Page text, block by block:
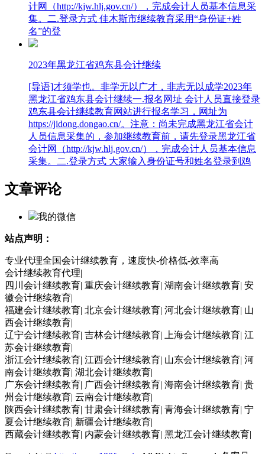
计网（http://kjw.hlj.gov.cn/），完成会计人员基本信息采
集。二.登录方式 佳木斯市继续教育采用“身份证+姓
名”的登
2023年黑龙江省鸡东县会计继续
[导语]才须学也。非学无以广才，非志无以成学2023年
黑龙江省鸡东县会计继续一.报名网址 会计人员直接登录
鸡东县会计继续教育网站进行报名学习，网址为
https://jidong.dongao.cn/。注意：尚未完成黑龙江省会计
人员信息采集的，参加继续教育前，请先登录黑龙江省
会计网（http://kjw.hlj.gov.cn/），完成会计人员基本信息
采集。二.登录方式 大家输入身份证号和姓名登录到鸡
文章评论
我的微信
站点声明：
专业代理全国会计继续教育，速度快-价格低-效率高
会计继续教育代理|
四川会计继续教育| 重庆会计继续教育| 湖南会计继续教育| 安
徽会计继续教育|
福建会计继续教育| 北京会计继续教育| 河北会计继续教育| 山
西会计继续教育|
辽宁会计继续教育| 吉林会计继续教育| 上海会计继续教育| 江
苏会计继续教育|
浙江会计继续教育| 江西会计继续教育| 山东会计继续教育| 河
南会计继续教育| 湖北会计继续教育|
广东会计继续教育| 广西会计继续教育| 海南会计继续教育| 贵
州会计继续教育| 云南会计继续教育|
陕西会计继续教育| 甘肃会计继续教育| 青海会计继续教育| 宁
夏会计继续教育| 新疆会计继续教育|
西藏会计继续教育| 内蒙会计继续教育| 黑龙江会计继续教育|